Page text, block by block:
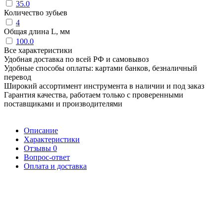
35.0
Количество зубьев
4
Общая длина L, мм
100.0
Все характеристики
Удобная доставка по всей РФ и самовывоз
Удобные способы оплаты: картами банков, безналичный
перевод
Широкий ассортимент инструмента в наличии и под заказ
Гарантия качества, работаем только с проверенными
поставщиками и производителями
Описание
Характеристики
Отзывы 0
Вопрос-ответ
Оплата и доставка